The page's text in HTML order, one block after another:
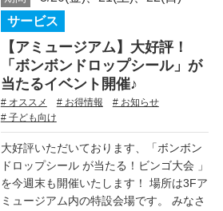
サービス
【アミュージアム】大好評！
「ボンボンドロップシール」が
当たるイベント開催♪
# オススメ # お得情報
# お知らせ
# 子ども向け
大好評いただいております、「ボンボン
ドロップシール が当たる！ビンゴ大会 」
を今週末も開催いたします！ 場所は3Fア
ミュージアム内の特設会場です。 みなさ